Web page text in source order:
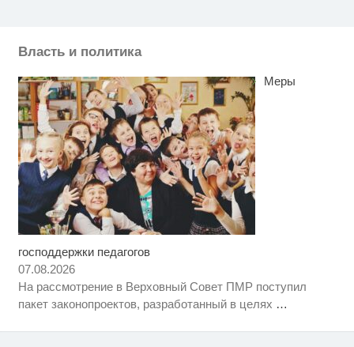
Власть и политика
Меры
господдержки педагогов
07.08.2026
На рассмотрение в Верховный Совет ПМР поступил
пакет законопроектов, разработанный в целях …
Этот танец невесты оставит вас
Королева вагона отожгла! Видео
не оставит равнодушным